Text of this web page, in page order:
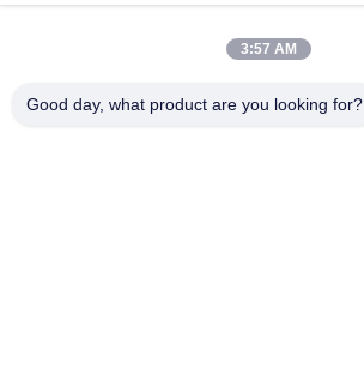
Fatory Tour
3:57 AM
Good day, what product are you looking for?